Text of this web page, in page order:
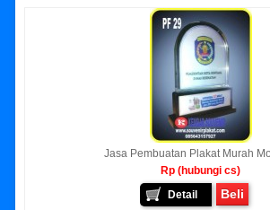
Jasa Pembuatan Plakat Murah
Rp (hubungi cs)
Detail
Beli